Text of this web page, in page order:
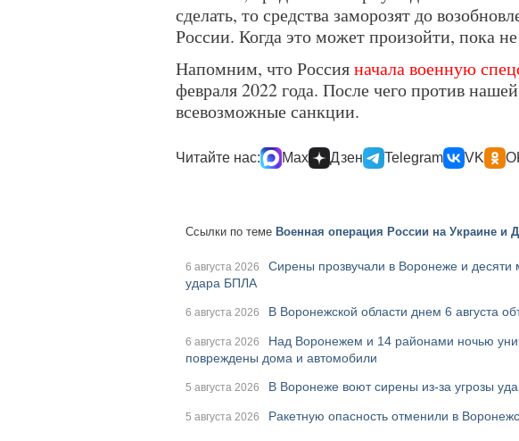
сделать, то средства заморозят до
России. Когда это может произойти, пока
Напомним, что Россияначала военную
февраля 2022 года. После чего против
всевозможные санкции.
Читайте нас: Max Дзен Telegram VK
Ссылки по теме Военная операция России на Украине и
6 августа 2026
Сирены прозвучали в Воронеже и десяти
удара БПЛА
6 августа 2026 В Воронежской области днем 6 августа
6 августа 2026
Над Воронежем и 14 районами ночью
повреждены дома и автомобили
5 августа 2026 В Воронеже воют сирены из-за угрозы
5 августа 2026 Ракетную опасность отменили в